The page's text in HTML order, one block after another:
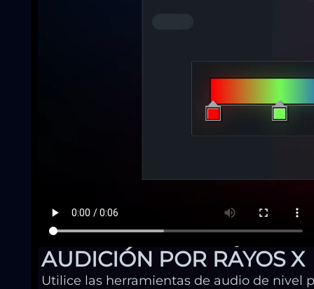
OBTÉN UN
AUDICIÓN POR RAYOS X
Utilice las herramientas de audio de nivel